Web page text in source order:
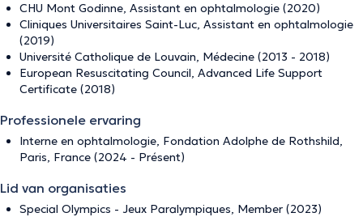
CHU Mont Godinne, Assistant en ophtalmologie (2020)
Cliniques Universitaires Saint-Luc, Assistant en ophtalmologie
(2019)
Université Catholique de Louvain, Médecine (2013 - 2018)
European Resuscitating Council, Advanced Life Support
Certificate (2018)
Professionele ervaring
Interne en ophtalmologie, Fondation Adolphe de Rothshild,
Paris, France (2024 - Présent)
Lid van organisaties
Special Olympics - Jeux Paralympiques, Member (2023)